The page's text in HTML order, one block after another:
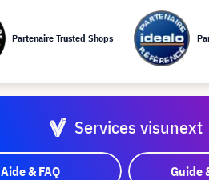
Partenaire Trusted Shops
Services visunext
Aide & FAQ Guide